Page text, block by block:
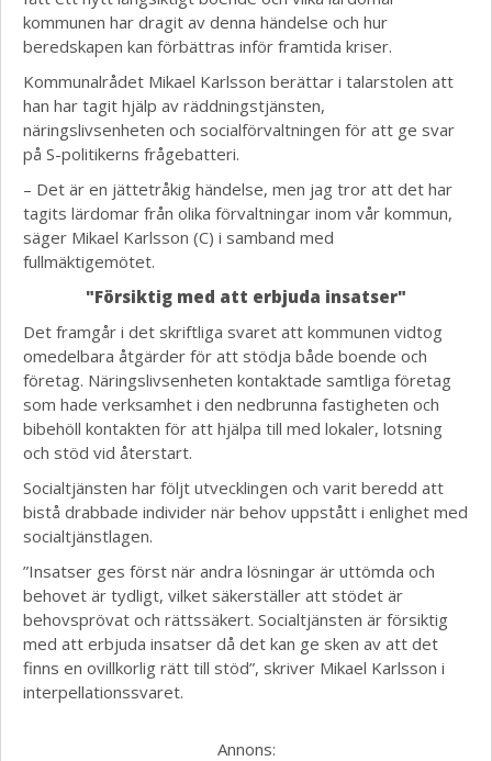
kommunen har dragit av denna händelse och hur
beredskapen kan förbättras inför framtida kriser.
Kommunalrådet Mikael Karlsson berättar i talarstolen att
han har tagit hjälp av räddningstjänsten,
näringslivsenheten och socialförvaltningen för att ge svar
på S-politikerns frågebatteri.
– Det är en jättetråkig händelse, men jag tror att det har
tagits lärdomar från olika förvaltningar inom vår kommun,
säger Mikael Karlsson (C) i samband med
fullmäktigemötet.
"Försiktig med att erbjuda insatser"
Det framgår i det skriftliga svaret att kommunen vidtog
omedelbara åtgärder för att stödja både boende och
företag. Näringslivsenheten kontaktade samtliga företag
som hade verksamhet i den nedbrunna fastigheten och
bibehöll kontakten för att hjälpa till med lokaler, lotsning
och stöd vid återstart.
Socialtjänsten har följt utvecklingen och varit beredd att
bistå drabbade individer när behov uppstått i enlighet med
socialtjänstlagen.
”Insatser ges först när andra lösningar är uttömda och
behovet är tydligt, vilket säkerställer att stödet är
behovsprövat och rättssäkert. Socialtjänsten är försiktig
med att erbjuda insatser då det kan ge sken av att det
finns en ovillkorlig rätt till stöd”, skriver Mikael Karlsson i
interpellationssvaret.
Annons: